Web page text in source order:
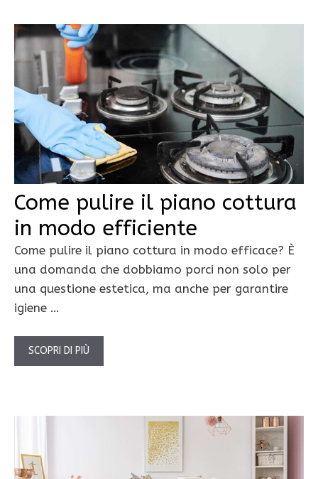
Come pulire il piano cottura
in modo efficiente
Come pulire il piano cottura in modo efficace? È
una domanda che dobbiamo porci non solo per
una questione estetica, ma anche per garantire
igiene …
SCOPRI DI PIÙ